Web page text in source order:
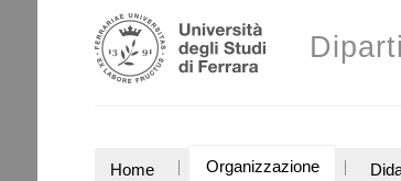
Salta
ai
contenuti.
Strumenti
personali
SEZIONI
Home Organizzazione